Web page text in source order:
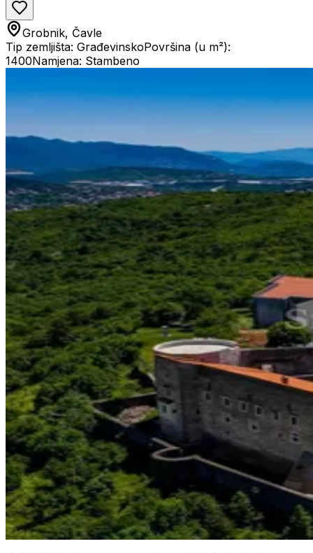
Grobnik, Čavle
Tip zemljišta: GrađevinskoPovršina (u m²):
1400Namjena: Stambeno